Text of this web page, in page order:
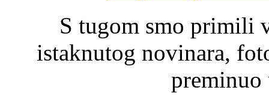
S tugom smo primili
istaknutog novinara,